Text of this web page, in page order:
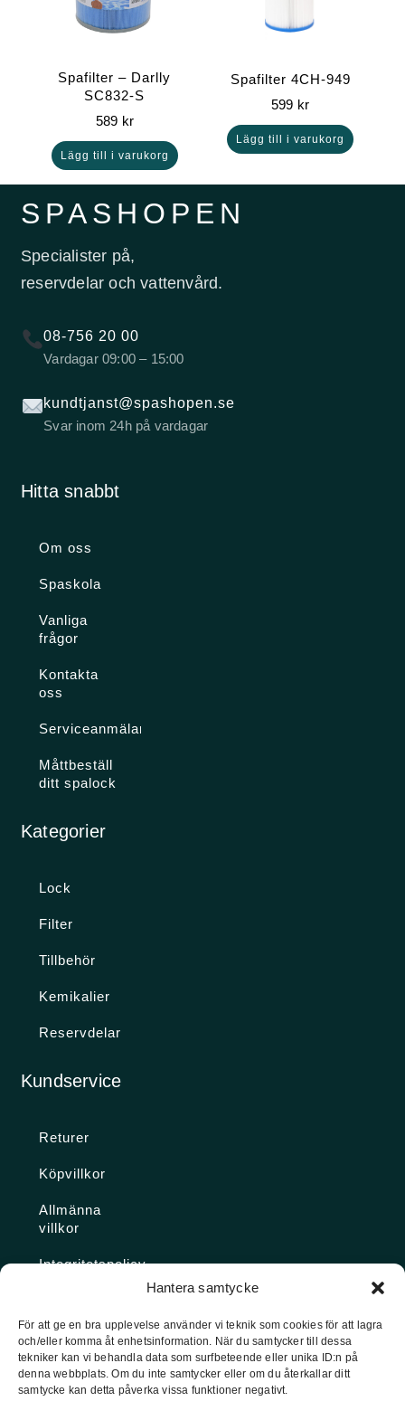
Hantera samtycke
För att ge en bra upplevelse använder vi teknik som cookies för att lagra
och/eller komma åt enhetsinformation. När du samtycker till dessa
tekniker kan vi behandla data som surfbeteende eller unika ID:n på
denna webbplats. Om du inte samtycker eller om du återkallar ditt
samtycke kan detta påverka vissa funktioner negativt.
Spafilter – Darlly
SC832-S
589 kr
Lägg till i varukorg
Spafilter 4CH-949
599 kr
Lägg till i varukorg
SPASHOPEN
Specialister på,
reservdelar och vattenvård.
08-756 20 00
Vardagar 09:00 – 15:00
kundtjanst@spashopen.se
Svar inom 24h på vardagar
Hitta snabbt
Om oss
Spaskola
Vanliga
frågor
Kontakta
oss
Serviceanmälan
Måttbeställ
ditt spalock
Kategorier
Lock
Filter
Tillbehör
Kemikalier
Reservdelar
Kundservice
Returer
Köpvillkor
Allmänna
villkor
Integritetspolicy
Konto
Glömt